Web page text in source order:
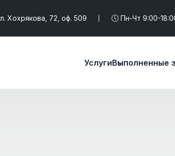
Хохрякова, 72, оф. 509 Пн-Чт 9:00-
УслугиВыполненные